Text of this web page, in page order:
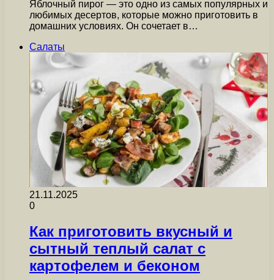
Яблочный пирог — это одно из самых популярных и
любимых десертов, которые можно приготовить в
домашних условиях. Он сочетает в…
Салаты
21.11.2025
0
Как приготовить вкусный и
сытный теплый салат с
картофелем и беконом